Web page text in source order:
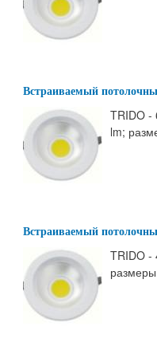
Встраиваемый
TRIDO -
lm;
Встраиваемый
TRIDO -